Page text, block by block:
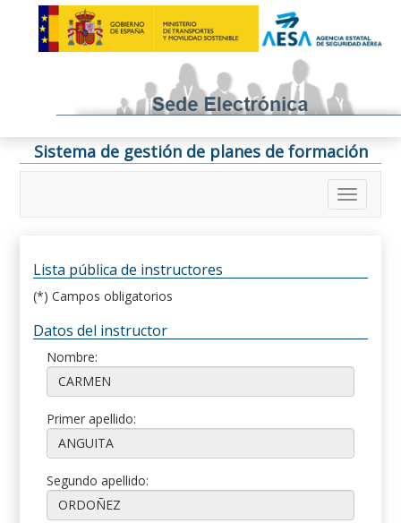
Sistema de gestión de planes de formación
Lista pública de instructores
(*) Campos obligatorios
Datos del instructor
Nombre:
Primer apellido:
Segundo apellido: